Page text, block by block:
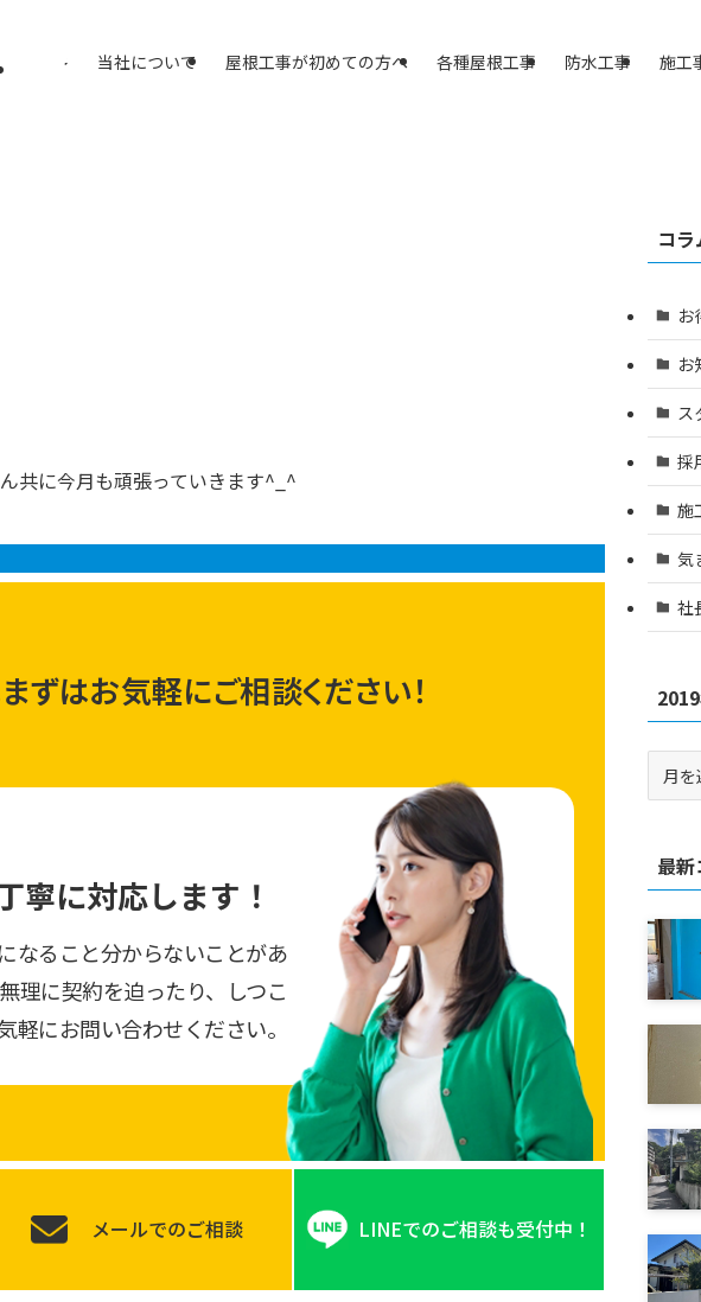
当社について 屋根工事が初めての方へ 各種屋根工事 防水工事 施工
共に今月も頑張っていきます^_^
ずはお気軽にご相談ください！
寧に対応します！
なること分からないことがあ
理に契約を迫ったり、しつこ
軽にお問い合わせください。
メールでのご相談 LINEでのご相談も受付中！
コ
お
お
ス
採
施
気
社
外
装
ト
ピ
ッ
ク
ス
を
更
新
中！
最新